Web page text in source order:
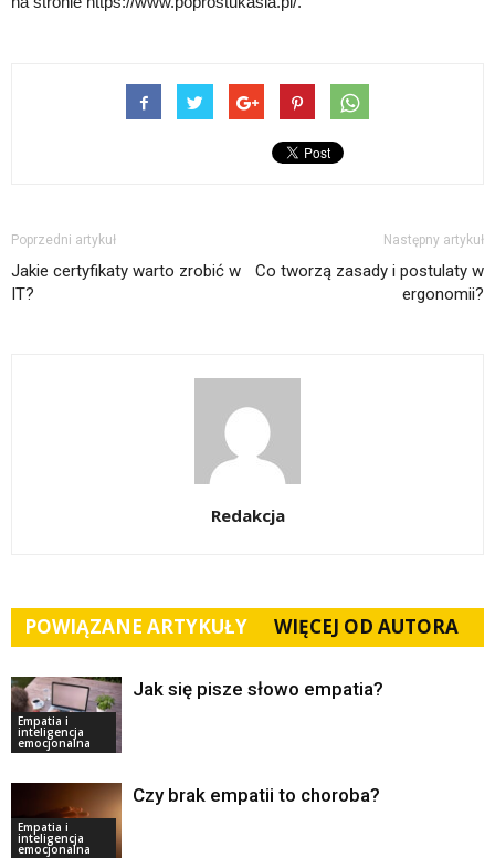
Poprzedni artykuł
Jakie certyfikaty warto zrobić w
IT?
Następny artykuł
Co tworzą zasady i postulaty w
ergonomii?
Redakcja
POWIĄZANE ARTYKUŁY WIĘCEJ OD AUTORA
Empatia i
inteligencja
emocjonalna
Jak się pisze słowo empatia?
Empatia i
inteligencja
emocjonalna
Czy brak empatii to choroba?